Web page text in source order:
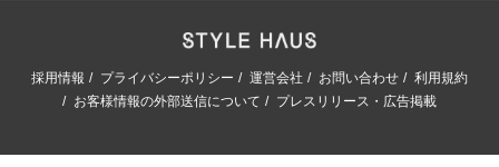
採用情報 プライバシーポリシー 運営会社 お問い合わせ
利用規約
お客様情報の外部送信について
プレスリリース・広告掲載